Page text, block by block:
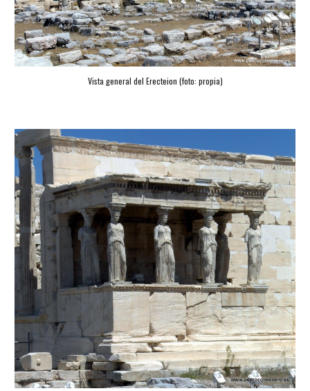
Vista general del Erecteion (foto: propia)